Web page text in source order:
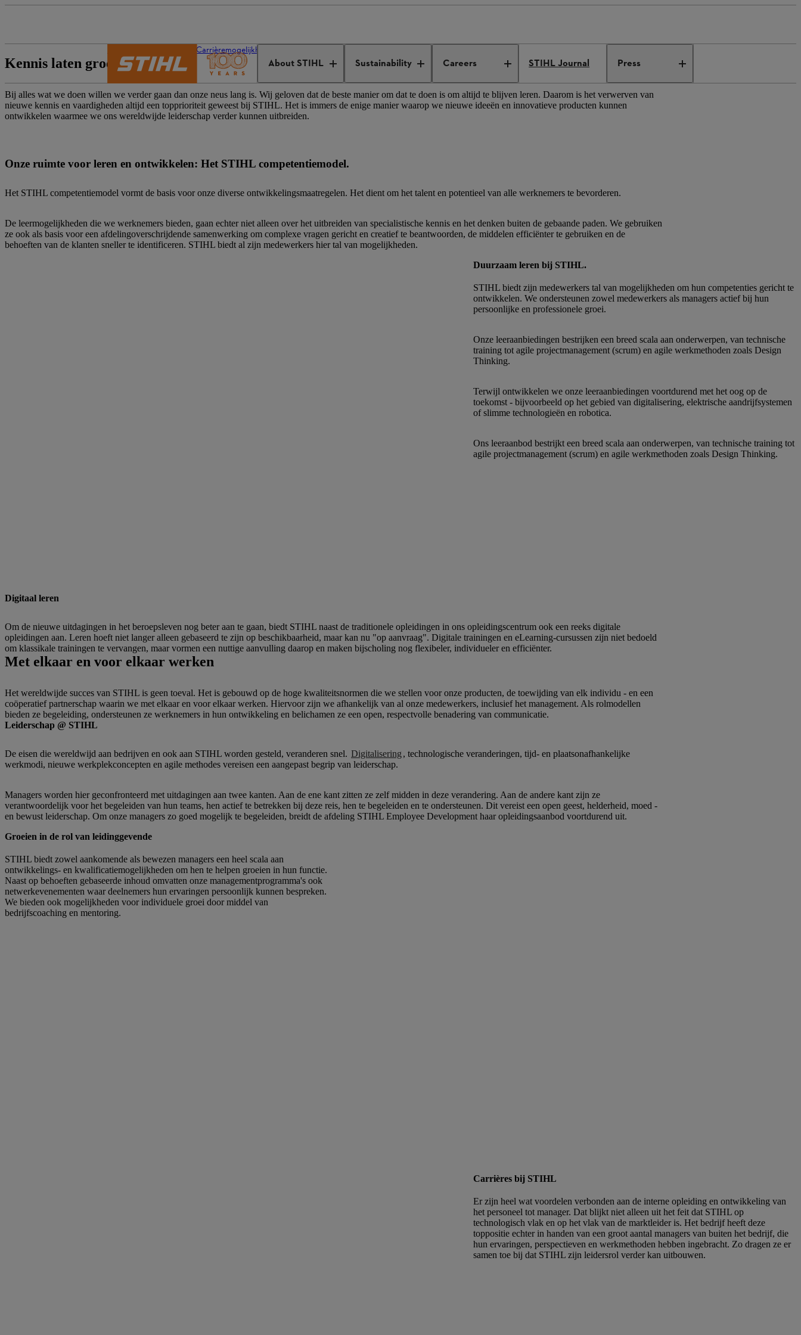
About STIHL Sustainability Careers STIHL Journal Press
Carrièremogelijkheden
Kennis laten groeien
Bij alles wat we doen willen we verder gaan dan onze neus lang is. Wij geloven dat de beste manier om dat te doen is om altijd te blijven leren. Daarom is het verwerven van
nieuwe kennis en vaardigheden altijd een topprioriteit geweest bij STIHL. Het is immers de enige manier waarop we nieuwe ideeën en innovatieve producten kunnen
ontwikkelen waarmee we ons wereldwijde leiderschap verder kunnen uitbreiden.
Onze ruimte voor leren en ontwikkelen: Het STIHL competentiemodel.
Het STIHL competentiemodel vormt de basis voor onze diverse ontwikkelingsmaatregelen. Het dient om het talent en potentieel van alle werknemers te bevorderen.
De leermogelijkheden die we werknemers bieden, gaan echter niet alleen over het uitbreiden van specialistische kennis en het denken buiten de gebaande paden. We gebruiken
ze ook als basis voor een afdelingoverschrijdende samenwerking om complexe vragen gericht en creatief te beantwoorden, de middelen efficiënter te gebruiken en de
behoeften van de klanten sneller te identificeren. STIHL biedt al zijn medewerkers hier tal van mogelijkheden.
Duurzaam leren bij STIHL.
STIHL biedt zijn medewerkers tal van mogelijkheden om hun competenties gericht te
ontwikkelen. We ondersteunen zowel medewerkers als managers actief bij hun
persoonlijke en professionele groei.
Onze leeraanbiedingen bestrijken een breed scala aan onderwerpen, van technische
training tot agile projectmanagement (scrum) en agile werkmethoden zoals Design
Thinking.
Terwijl ontwikkelen we onze leeraanbiedingen voortdurend met het oog op de
toekomst - bijvoorbeeld op het gebied van digitalisering, elektrische aandrijfsystemen
of slimme technologieën en robotica.
Ons leeraanbod bestrijkt een breed scala aan onderwerpen, van technische training tot
agile projectmanagement (scrum) en agile werkmethoden zoals Design Thinking.
Digitaal leren
Om de nieuwe uitdagingen in het beroepsleven nog beter aan te gaan, biedt STIHL naast de traditionele opleidingen in ons opleidingscentrum ook een reeks digitale
opleidingen aan. Leren hoeft niet langer alleen gebaseerd te zijn op beschikbaarheid, maar kan nu "op aanvraag". Digitale trainingen en eLearning-cursussen zijn niet bedoeld
om klassikale trainingen te vervangen, maar vormen een nuttige aanvulling daarop en maken bijscholing nog flexibeler, individueler en efficiënter.
Met elkaar en voor elkaar werken
Het wereldwijde succes van STIHL is geen toeval. Het is gebouwd op de hoge kwaliteitsnormen die we stellen voor onze producten, de toewijding van elk individu - en een
coöperatief partnerschap waarin we met elkaar en voor elkaar werken. Hiervoor zijn we afhankelijk van al onze medewerkers, inclusief het management. Als rolmodellen
bieden ze begeleiding, ondersteunen ze werknemers in hun ontwikkeling en belichamen ze een open, respectvolle benadering van communicatie.
Leiderschap @ STIHL
De eisen die wereldwijd aan bedrijven en ook aan STIHL worden gesteld, veranderen snel. Digitalisering , technologische veranderingen, tijd- en plaatsonafhankelijke
werkmodi, nieuwe werkplekconcepten en agile methodes vereisen een aangepast begrip van leiderschap.
Managers worden hier geconfronteerd met uitdagingen aan twee kanten. Aan de ene kant zitten ze zelf midden in deze verandering. Aan de andere kant zijn ze
verantwoordelijk voor het begeleiden van hun teams, hen actief te betrekken bij deze reis, hen te begeleiden en te ondersteunen. Dit vereist een open geest, helderheid, moed -
en bewust leiderschap. Om onze managers zo goed mogelijk te begeleiden, breidt de afdeling STIHL Employee Development haar opleidingsaanbod voortdurend uit.
Groeien in de rol van leidinggevende
STIHL biedt zowel aankomende als bewezen managers een heel scala aan
ontwikkelings- en kwalificatiemogelijkheden om hen te helpen groeien in hun functie.
Naast op behoeften gebaseerde inhoud omvatten onze managementprogramma's ook
netwerkevenementen waar deelnemers hun ervaringen persoonlijk kunnen bespreken.
We bieden ook mogelijkheden voor individuele groei door middel van
bedrijfscoaching en mentoring.
Carrières bij STIHL
Er zijn heel wat voordelen verbonden aan de interne opleiding en ontwikkeling van
het personeel tot manager. Dat blijkt niet alleen uit het feit dat STIHL op
technologisch vlak en op het vlak van de marktleider is. Het bedrijf heeft deze
toppositie echter in handen van een groot aantal managers van buiten het bedrijf, die
hun ervaringen, perspectieven en werkmethoden hebben ingebracht. Zo dragen ze er
samen toe bij dat STIHL zijn leidersrol verder kan uitbouwen.